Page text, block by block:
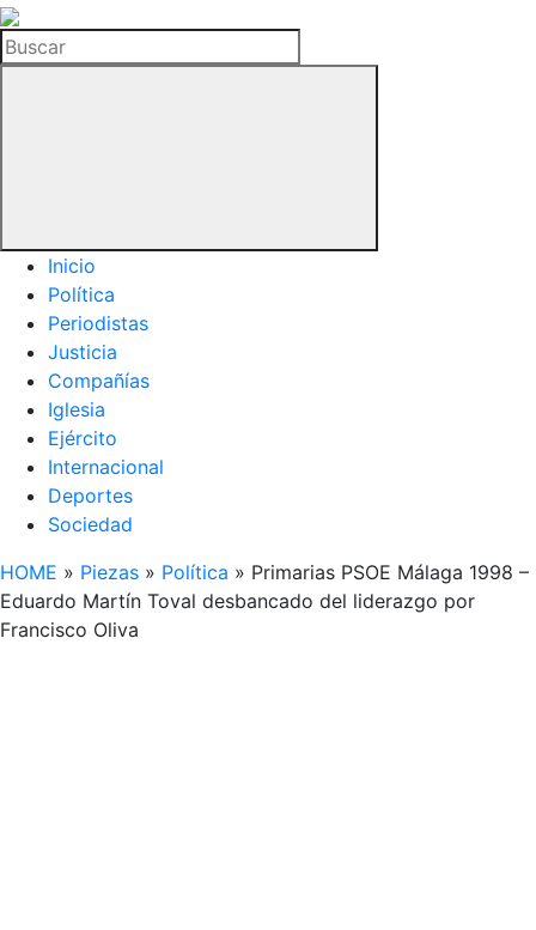
La
Hemeroteca
del
Buscar
Inicio
Política
Periodistas
Justicia
Compañías
Iglesia
Ejército
Internacional
Deportes
Sociedad
HOME » Piezas » Política » Primarias PSOE Málaga 1998 –
Eduardo Martín Toval desbancado del liderazgo por
Francisco Oliva